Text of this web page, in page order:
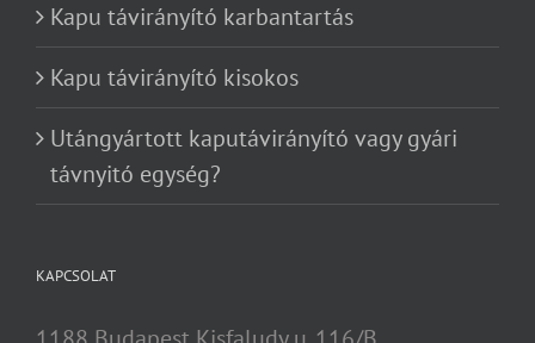
Kapu távirányító karbantartás
Kapu távirányító kisokos
Utángyártott kaputávirányító vagy gyári
távnyitó egység?
KAPCSOLAT